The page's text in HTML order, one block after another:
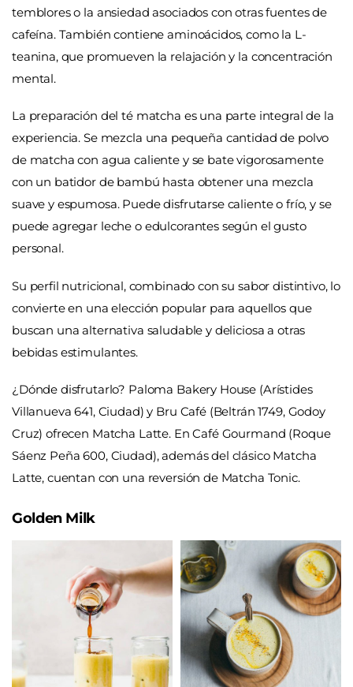
temblores o la ansiedad asociados con otras fuentes de
cafeína. También contiene aminoácidos, como la L-
teanina, que promueven la relajación y la concentración
mental.
La preparación del té matcha es una parte integral de la
experiencia. Se mezcla una pequeña cantidad de polvo
de matcha con agua caliente y se bate vigorosamente
con un batidor de bambú hasta obtener una mezcla
suave y espumosa. Puede disfrutarse caliente o frío, y se
puede agregar leche o edulcorantes según el gusto
personal.
Su perfil nutricional, combinado con su sabor distintivo, lo
convierte en una elección popular para aquellos que
buscan una alternativa saludable y deliciosa a otras
bebidas estimulantes.
¿Dónde disfrutarlo? Paloma Bakery House (Arístides
Villanueva 641, Ciudad) y Bru Café (Beltrán 1749, Godoy
Cruz) ofrecen Matcha Latte. En Café Gourmand (Roque
Sáenz Peña 600, Ciudad), además del clásico Matcha
Latte, cuentan con una reversión de Matcha Tonic.
Golden Milk